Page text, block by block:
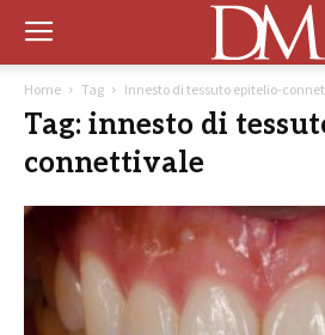
Home Tag Innesto di tessuto epitelio-
Tag: innesto di
connettivale